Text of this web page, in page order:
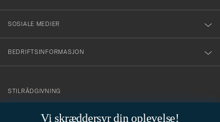
Vi skræddersyr din oplevelse!
SOSIALE MEDIER
BEDRIFTSINFORMASJON
info@careofcarl.no
STILRÅDGIVNING